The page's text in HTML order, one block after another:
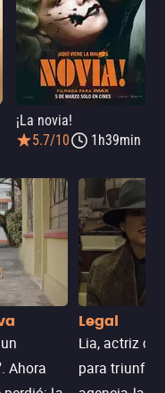
¡La novia!
5.7/10
1h39min
Ahora
Legal
Lia, actriz
para triunfar